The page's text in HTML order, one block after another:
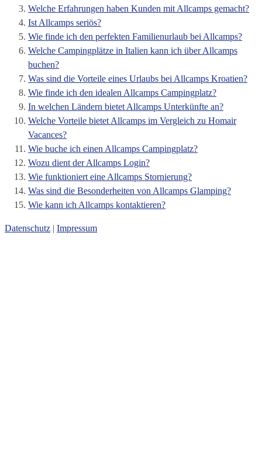
Welche Erfahrungen haben Kunden mit Allcamps gemacht?
Ist Allcamps seriös?
Wie finde ich den perfekten Familienurlaub bei Allcamps?
Welche Campingplätze in Italien kann ich über Allcamps
buchen?
Was sind die Vorteile eines Urlaubs bei Allcamps Kroatien?
Wie finde ich den idealen Allcamps Campingplatz?
In welchen Ländern bietet Allcamps Unterkünfte an?
Welche Vorteile bietet Allcamps im Vergleich zu Homair
Vacances?
Wie buche ich einen Allcamps Campingplatz?
Wozu dient der Allcamps Login?
Wie funktioniert eine Allcamps Stornierung?
Was sind die Besonderheiten von Allcamps Glamping?
Wie kann ich Allcamps kontaktieren?
Datenschutz | Impressum